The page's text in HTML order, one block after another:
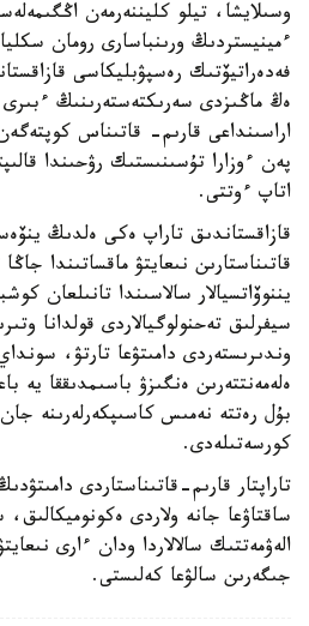
وسىلايشا، تيلو كليننەرمەن
ءمينيستردىڭ ورىنباسارى رومان
فەدەراتيۆتىك رەسپۋبليكاسى
ەڭ ماڭىزدى سەرىكتەستەرىنىڭ
اراسىنداعى قارىم- قاتىناس
پەن ءوزارا تۇسىنىستىك رۋحىندا
اتاپ ءوتتى.
قازاقستاندىق تاراپ ەكى ەلدىڭ
قاتىناستارىن نىعايتۋ ماقساتىندا
يننوۆاتسيالار سالاسىندا تانىلعان
سيفرلىق تەحنولوگيالاردى قولدانا
ەلەمەنتتەرىن ەنگىزۋ باسىمدىققا يە
بۇل رەتتە نەمىس كاسىپكەرلەرىنە
كورسەتىلەدى.
تاراپتار قارىم-قاتىناستاردى
ساقتاۋعا جانە ولاردى
الەۋمەتتىك سالالاردا ودان ءارى
جىگەرىن سالۋعا كەلىستى.